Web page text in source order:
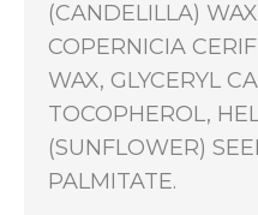
(CANDELILLA)
COPERNICIA
WAX, GLYCERYL
TOCOPHEROL,
(SUNFLOWER)
PALMITATE.